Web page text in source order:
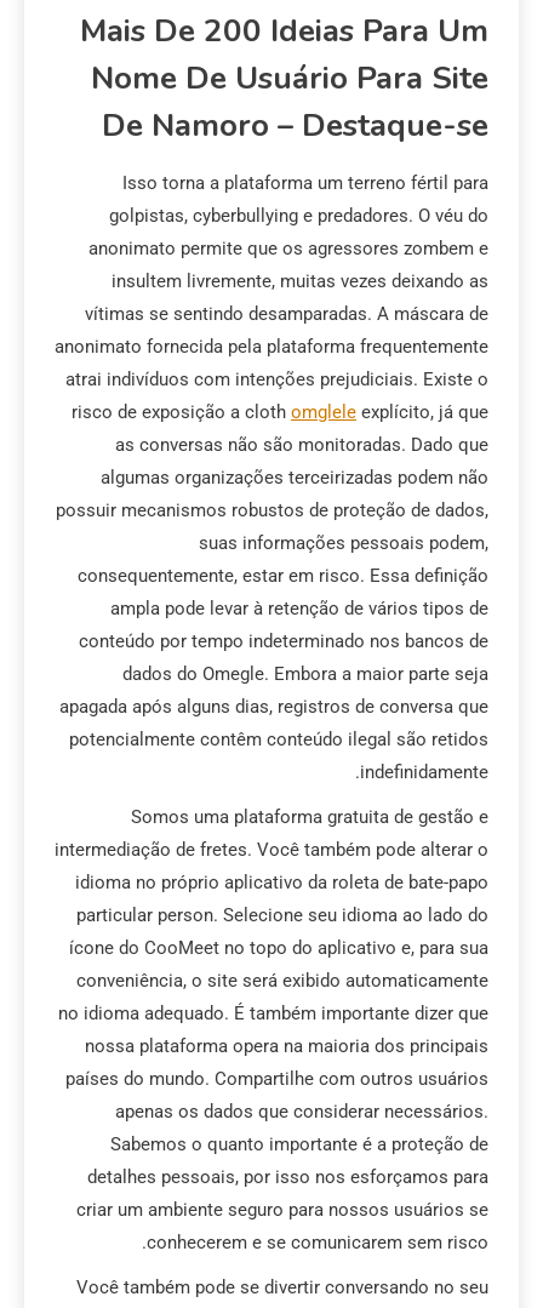
Mais De 200 Ideias Para Um
Nome De Usuário Para Site
De Namoro – Destaque-se
Isso torna a plataforma um terreno fértil para
golpistas, cyberbullying e predadores. O véu do
anonimato permite que os agressores zombem e
insultem livremente, muitas vezes deixando as
vítimas se sentindo desamparadas. A máscara de
anonimato fornecida pela plataforma frequentemente
atrai indivíduos com intenções prejudiciais. Existe o
risco de exposição a cloth omglele explícito, já que
as conversas não são monitoradas. Dado que
algumas organizações terceirizadas podem não
possuir mecanismos robustos de proteção de dados,
suas informações pessoais podem,
consequentemente, estar em risco. Essa definição
ampla pode levar à retenção de vários tipos de
conteúdo por tempo indeterminado nos bancos de
dados do Omegle. Embora a maior parte seja
apagada após alguns dias, registros de conversa que
potencialmente contêm conteúdo ilegal são retidos
indefinidamente.
Somos uma plataforma gratuita de gestão e
intermediação de fretes. Você também pode alterar o
idioma no próprio aplicativo da roleta de bate-papo
particular person. Selecione seu idioma ao lado do
ícone do CooMeet no topo do aplicativo e, para sua
conveniência, o site será exibido automaticamente
no idioma adequado. É também importante dizer que
nossa plataforma opera na maioria dos principais
países do mundo. Compartilhe com outros usuários
apenas os dados que considerar necessários.
Sabemos o quanto importante é a proteção de
detalhes pessoais, por isso nos esforçamos para
criar um ambiente seguro para nossos usuários se
conhecerem e se comunicarem sem risco.
Você também pode se divertir conversando no seu